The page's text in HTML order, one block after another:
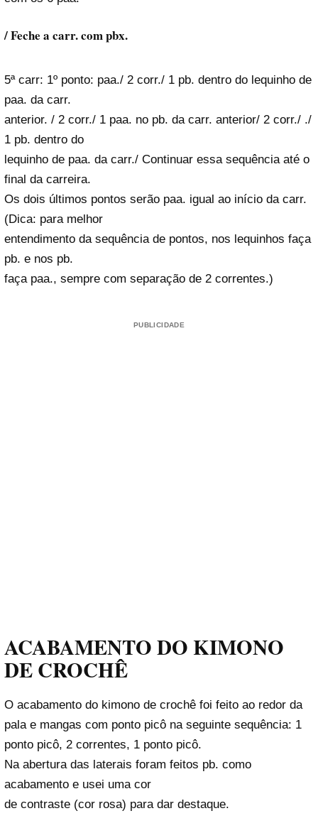
/ Feche a carr. com pbx.
5ª carr: 1º ponto: paa./ 2 corr./ 1 pb. dentro do lequinho de
paa. da carr.
anterior. / 2 corr./ 1 paa. no pb. da carr. anterior/ 2 corr./ ./
1 pb. dentro do
lequinho de paa. da carr./ Continuar essa sequência até o
final da carreira.
Os dois últimos pontos serão paa. igual ao início da carr.
(Dica: para melhor
entendimento da sequência de pontos, nos lequinhos faça
pb. e nos pb.
faça paa., sempre com separação de 2 correntes.)
PUBLICIDADE
ACABAMENTO DO KIMONO
DE CROCHÊ
O acabamento do kimono de crochê foi feito ao redor da
pala e mangas com ponto picô na seguinte sequência: 1
ponto picô, 2 correntes, 1 ponto picô.
Na abertura das laterais foram feitos pb. como
acabamento e usei uma cor
de contraste (cor rosa) para dar destaque.